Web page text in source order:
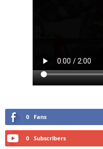
0 Fans
0 Subscribers